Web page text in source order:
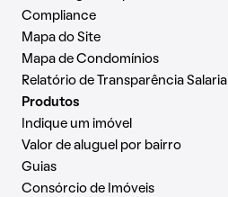
Compliance
Mapa do Site
Mapa de Condomínios
Relatório de Transparência Salarial
Produtos
Indique um imóvel
Valor de aluguel por bairro
Guias
Consórcio de Imóveis